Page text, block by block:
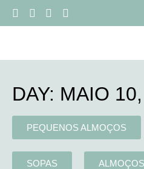
DAY: MAIO
PEQUENOS ALMOÇOS
SOPAS